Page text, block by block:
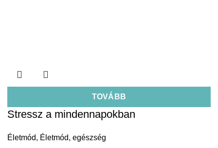
TOVÁBB
Stressz a mindennapokban
Életmód, Életmód, egészség